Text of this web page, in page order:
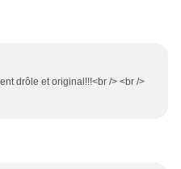
drôle et original!!!<br /> <br />